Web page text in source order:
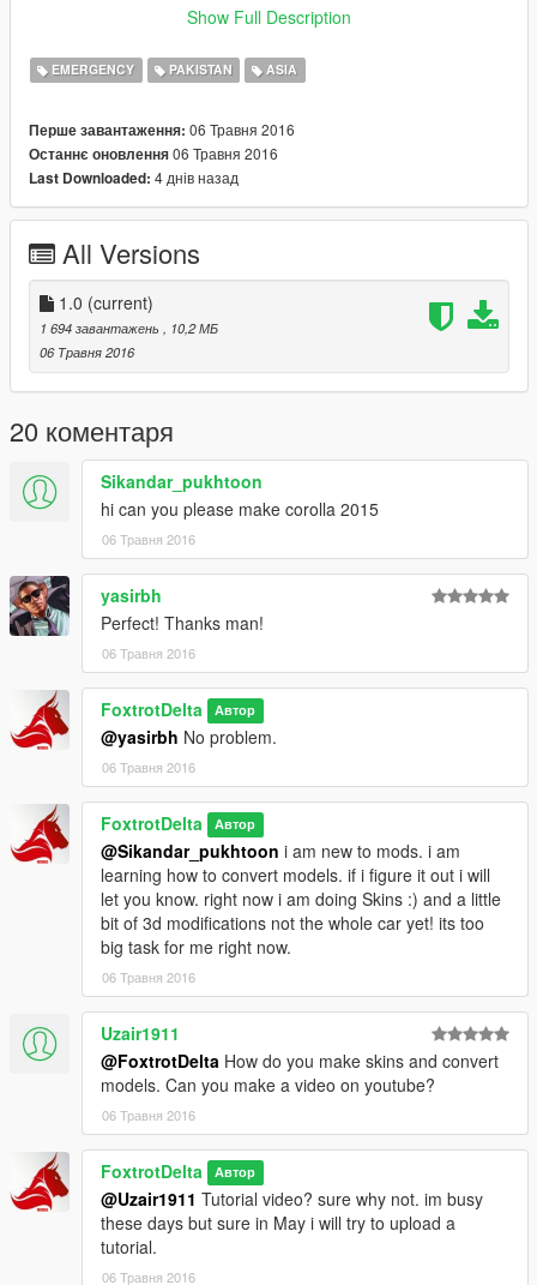
REMEMBER TO BACK YOUR FILES!!!
Go to: update > x64 > dlcpacks > patchday2ng > dlc.rpf > x64 >
levels > gta5 > vehicles.rpf
Show Full Description
EMERGENCY PAKISTAN ASIA
Перше завантаження: 06 Травня 2016
Останнє оновлення06 Травня 2016
Last Downloaded: 4 днів назад
All Versions
1.0 (current)
1 694 завантажень
, 10,2 МБ
06 Травня 2016
20 коментаря
Sikandar_pukhtoon
hi can you please make corolla 2015
06 Травня 2016
yasirbh
Perfect! Thanks man!
06 Травня 2016
FoxtrotDelta Автор
@yasirbh No problem.
06 Травня 2016
FoxtrotDelta Автор
@Sikandar_pukhtoon i am new to mods. i am
learning how to convert models. if i figure it out i will
let you know. right now i am doing Skins :) and a little
bit of 3d modifications not the whole car yet! its too
big task for me right now.
06 Травня 2016
Uzair1911
@FoxtrotDelta How do you make skins and convert
models. Can you make a video on youtube?
06 Травня 2016
FoxtrotDelta Автор
@Uzair1911 Tutorial video? sure why not. im busy
these days but sure in May i will try to upload a
tutorial.
06 Травня 2016